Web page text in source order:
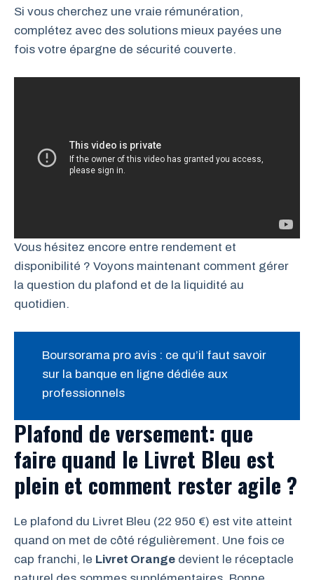
Si vous cherchez une vraie rémunération,
complétez avec des solutions mieux payées une
fois votre épargne de sécurité couverte.
Vous hésitez encore entre rendement et
disponibilité ? Voyons maintenant comment gérer
la question du plafond et de la liquidité au
quotidien.
Boursorama pro avis : ce qu’il faut savoir
sur la banque en ligne dédiée aux
professionnels
Plafond de versement: que
faire quand le Livret Bleu est
plein et comment rester agile ?
Le plafond du Livret Bleu (22 950 €) est vite atteint
quand on met de côté régulièrement. Une fois ce
cap franchi, le Livret Orange devient le réceptacle